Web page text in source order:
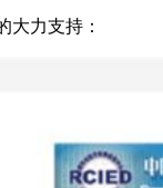
大力支持：